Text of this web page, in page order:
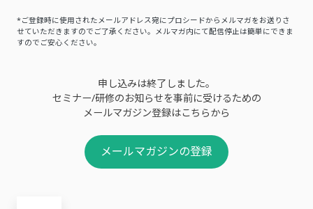
*ご登録時に使用されたメールアドレス宛にプロシードからメルマガをお送りさ
せていただきますのでご了承ください。メルマガ内にて配信停止は簡単にできま
すのでご安心ください。
申し込みは終了しました。
セミナー/研修のお知らせを事前に受けるための
メールマガジン登録はこちらから
メールマガジンの登録